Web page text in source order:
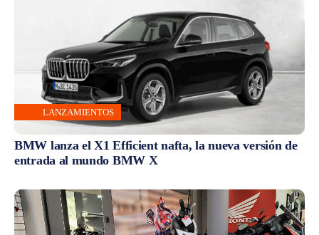
LANZAMIENTOS
BMW lanza el X1 Efficient nafta, la nueva versión de
entrada al mundo BMW X